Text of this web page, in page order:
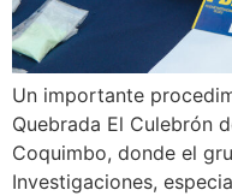
Un importante
Quebrada El Culebrón
Coquimbo, donde el
Investigaciones,